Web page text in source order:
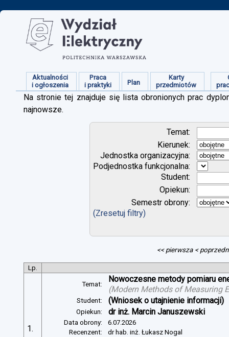
Aktualności
i ogłoszenia
Praca
i praktyki
Plan
Karty
przedmiotów
Na stronie tej znajduje się lista obronionych prac
najnowsze.
Temat:
Kierunek:
Jednostka organizacyjna:
Podjednostka funkcjonalna:
Student:
Opiekun:
Semestr obrony:
(Zresetuj filtry)
<< pierwsza <
Lp.
1.
Temat:
Nowoczesne metody pomiaru
(Modern Methods of Measuring
Student: (Wniosek o utajnienie informacji)
Opiekun: dr inż. Marcin Januszewski
Data obrony:
6.07.2026
Recenzent:
dr hab. inż. Łukasz Nogal